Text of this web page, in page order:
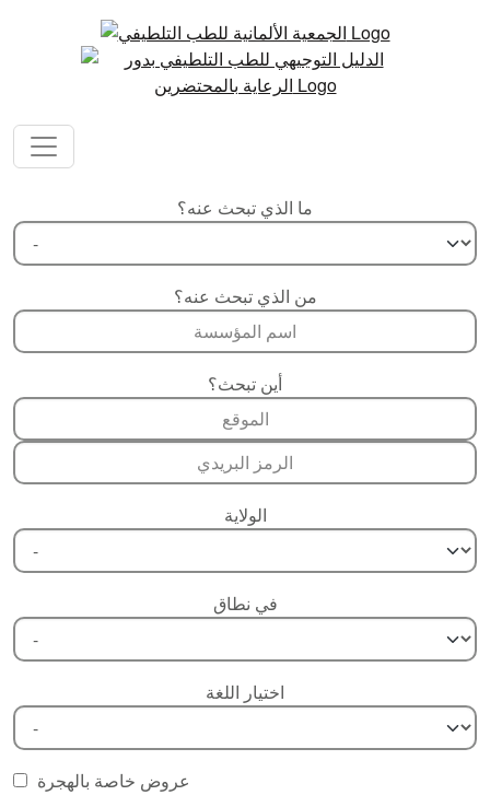
ما الذي تبحث عنه؟
من الذي تبحث عنه؟
أين تبحث؟
الولاية
في نطاق
اختيار اللغة
عروض خاصة بالهجرة